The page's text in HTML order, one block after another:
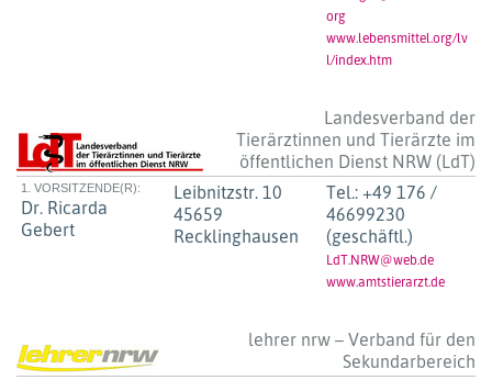
org
www.lebensmittel.org/lv
l/index.htm
Landesverband der
Tierärztinnen und Tierärzte im
öffentlichen Dienst NRW (LdT)
1. VORSITZENDE(R):
Dr. Ricarda
Gebert
Leibnitzstr. 10
45659
Recklinghausen
Tel.:+49 176 /
46699230
(geschäftl.)
LdT.NRW@web.de
www.amtstierarzt.de
lehrer nrw – Verband für den
Sekundarbereich